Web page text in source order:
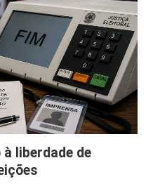
liberdade de